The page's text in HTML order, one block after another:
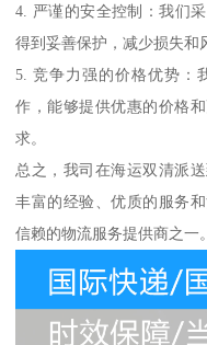
4. 严谨的安全控制：我们
得到妥善保护，减少损失和
5. 竞争力强的价格优势：
作，能够提供优惠的价格
求。
总之，我司在海运双清派
丰富的经验、优质的服务
信赖的物流服务提供商之一。